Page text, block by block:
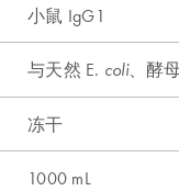
小鼠 IgG1
与天然 E. coli、酵
冻干
1000 mL